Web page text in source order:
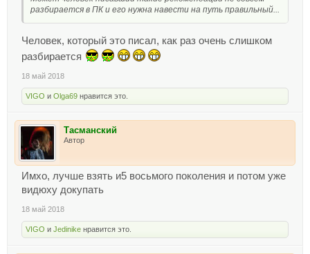
разбирается в ПК и его нужна навести на путь правильный...
Человек, который это писал, как раз очень слишком
разбирается
18 май 2018
VIGO и Olga69 нравится это.
Тасманский
Автор
Имхо, лучше взять и5 восьмого поколения и потом уже
видюху докупать
18 май 2018
VIGO и Jedinike нравится это.